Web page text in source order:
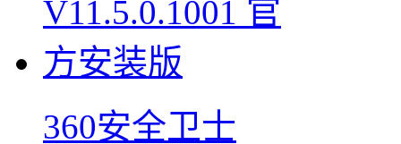
360安全卫士